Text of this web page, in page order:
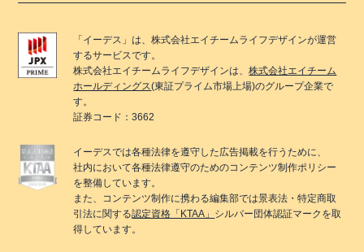
「 イーデス 」は、株式会社エイチームライフデザインが運営
するサービスです。
株式会社エイチームライフデザインは、株式会社エイチーム
ホールディングス(東証プライム市場上場)のグループ企業で
す。
証券コード：3662
イーデスでは各種法律を遵守した広告掲載を行うために、
社内において各種法律遵守のためのコンテンツ制作ポリシー
を整備しています。
また、コンテンツ制作に携わる編集部では景表法・特定商取
引法に関する認定資格「KTAA」 シルバー団体認証マークを取
得しています。